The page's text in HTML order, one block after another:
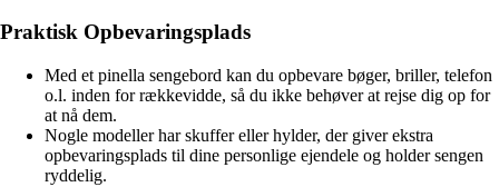
Praktisk Opbevaringsplads
Med et pinella sengebord kan du opbevare bøger, briller, telefon
o.l. inden for rækkevidde, så du ikke behøver at rejse dig op for
at nå dem.
Nogle modeller har skuffer eller hylder, der giver ekstra
opbevaringsplads til dine personlige ejendele og holder sengen
ryddelig.